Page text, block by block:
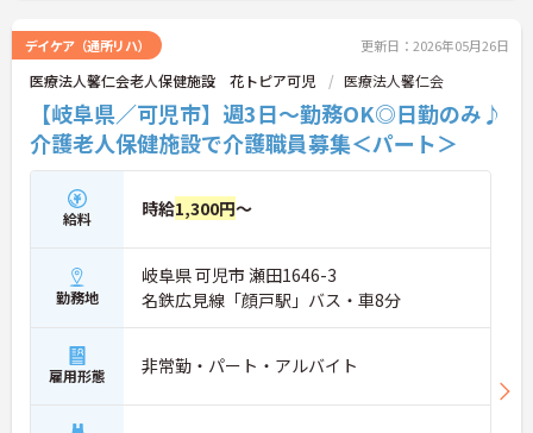
デイケア（通所リハ） 更新日：2026年05月26日
医療法人馨仁会老人保健施設 花トピア可児 医療法人馨仁会
【岐阜県／可児市】週3日～勤務OK◎日勤のみ♪
介護老人保健施設で介護職員募集＜パート＞
給料 時給1,300円～
勤務地
岐阜県 可児市 瀬田1646-3
名鉄広見線「顔戸駅」バス・車8分
雇用形態 非常勤・パート・アルバイト